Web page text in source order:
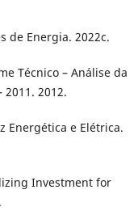
de Energia. 2022c.
Técnico – Análise da
2011. 2012.
Energética e Elétrica.
Investment for